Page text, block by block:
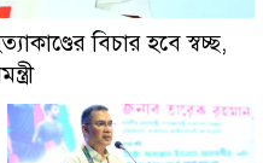
বিচার হবে স্বচ্ছ,